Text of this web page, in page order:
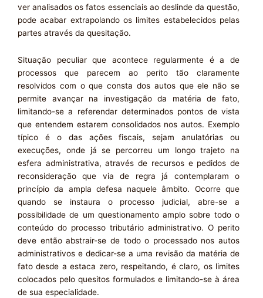
ver analisados os fatos essenciais ao deslinde da questão,
pode acabar extrapolando os limites estabelecidos pelas
partes através da quesitação.
Situação peculiar que acontece regularmente é a de
processos que parecem ao perito tão claramente
resolvidos com o que consta dos autos que ele não se
permite avançar na investigação da matéria de fato,
limitando-se a referendar determinados pontos de vista
que entendem estarem consolidados nos autos. Exemplo
típico é o das ações fiscais, sejam anulatórias ou
execuções, onde já se percorreu um longo trajeto na
esfera administrativa, através de recursos e pedidos de
reconsideração que via de regra já contemplaram o
princípio da ampla defesa naquele âmbito. Ocorre que
quando se instaura o processo judicial, abre-se a
possibilidade de um questionamento amplo sobre todo o
conteúdo do processo tributário administrativo. O perito
deve então abstrair-se de todo o processado nos autos
administrativos e dedicar-se a uma revisão da matéria de
fato desde a estaca zero, respeitando, é claro, os limites
colocados pelo quesitos formulados e limitando-se à área
de sua especialidade.